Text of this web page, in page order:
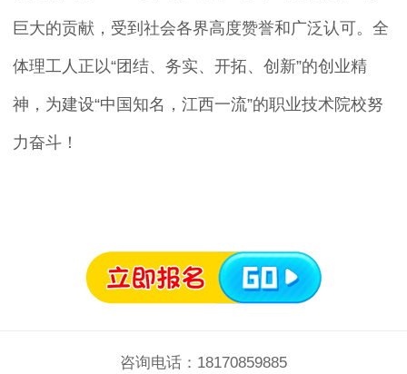
巨大的贡献，受到社会各界高度赞誉和广泛认可。全
体理工人正以“团结、务实、开拓、创新”的创业精
神，为建设“中国知名，江西一流”的职业技术院校努
力奋斗！
咨询电话：18170859885